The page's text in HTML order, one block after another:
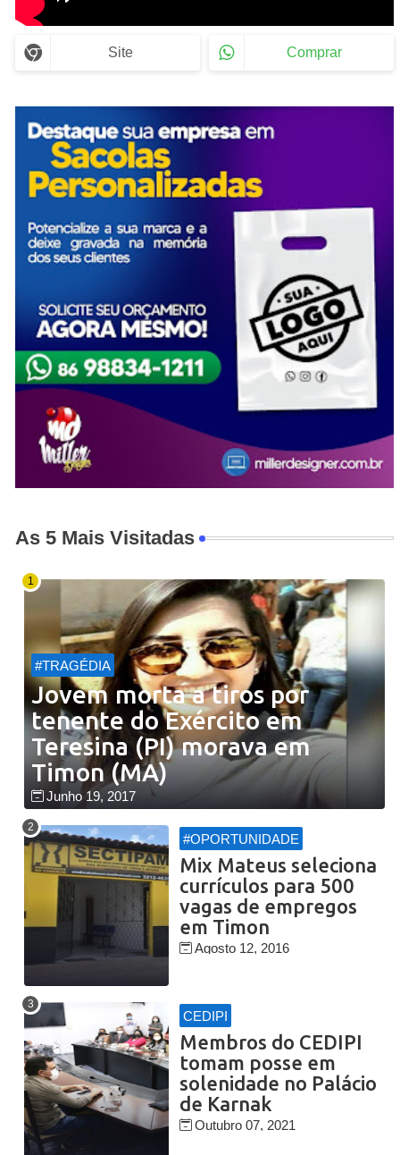
Site Comprar
As 5 Mais Visitadas
#TRAGÉDIA
Jovem morta a tiros por
tenente do Exército em
Teresina (PI) morava em
Timon (MA)
Junho 19, 2017
#OPORTUNIDADE
Mix Mateus seleciona
currículos para 500
vagas de empregos
em Timon
Agosto 12, 2016
CEDIPI
Membros do CEDIPI
tomam posse em
solenidade no Palácio
de Karnak
Outubro 07, 2021